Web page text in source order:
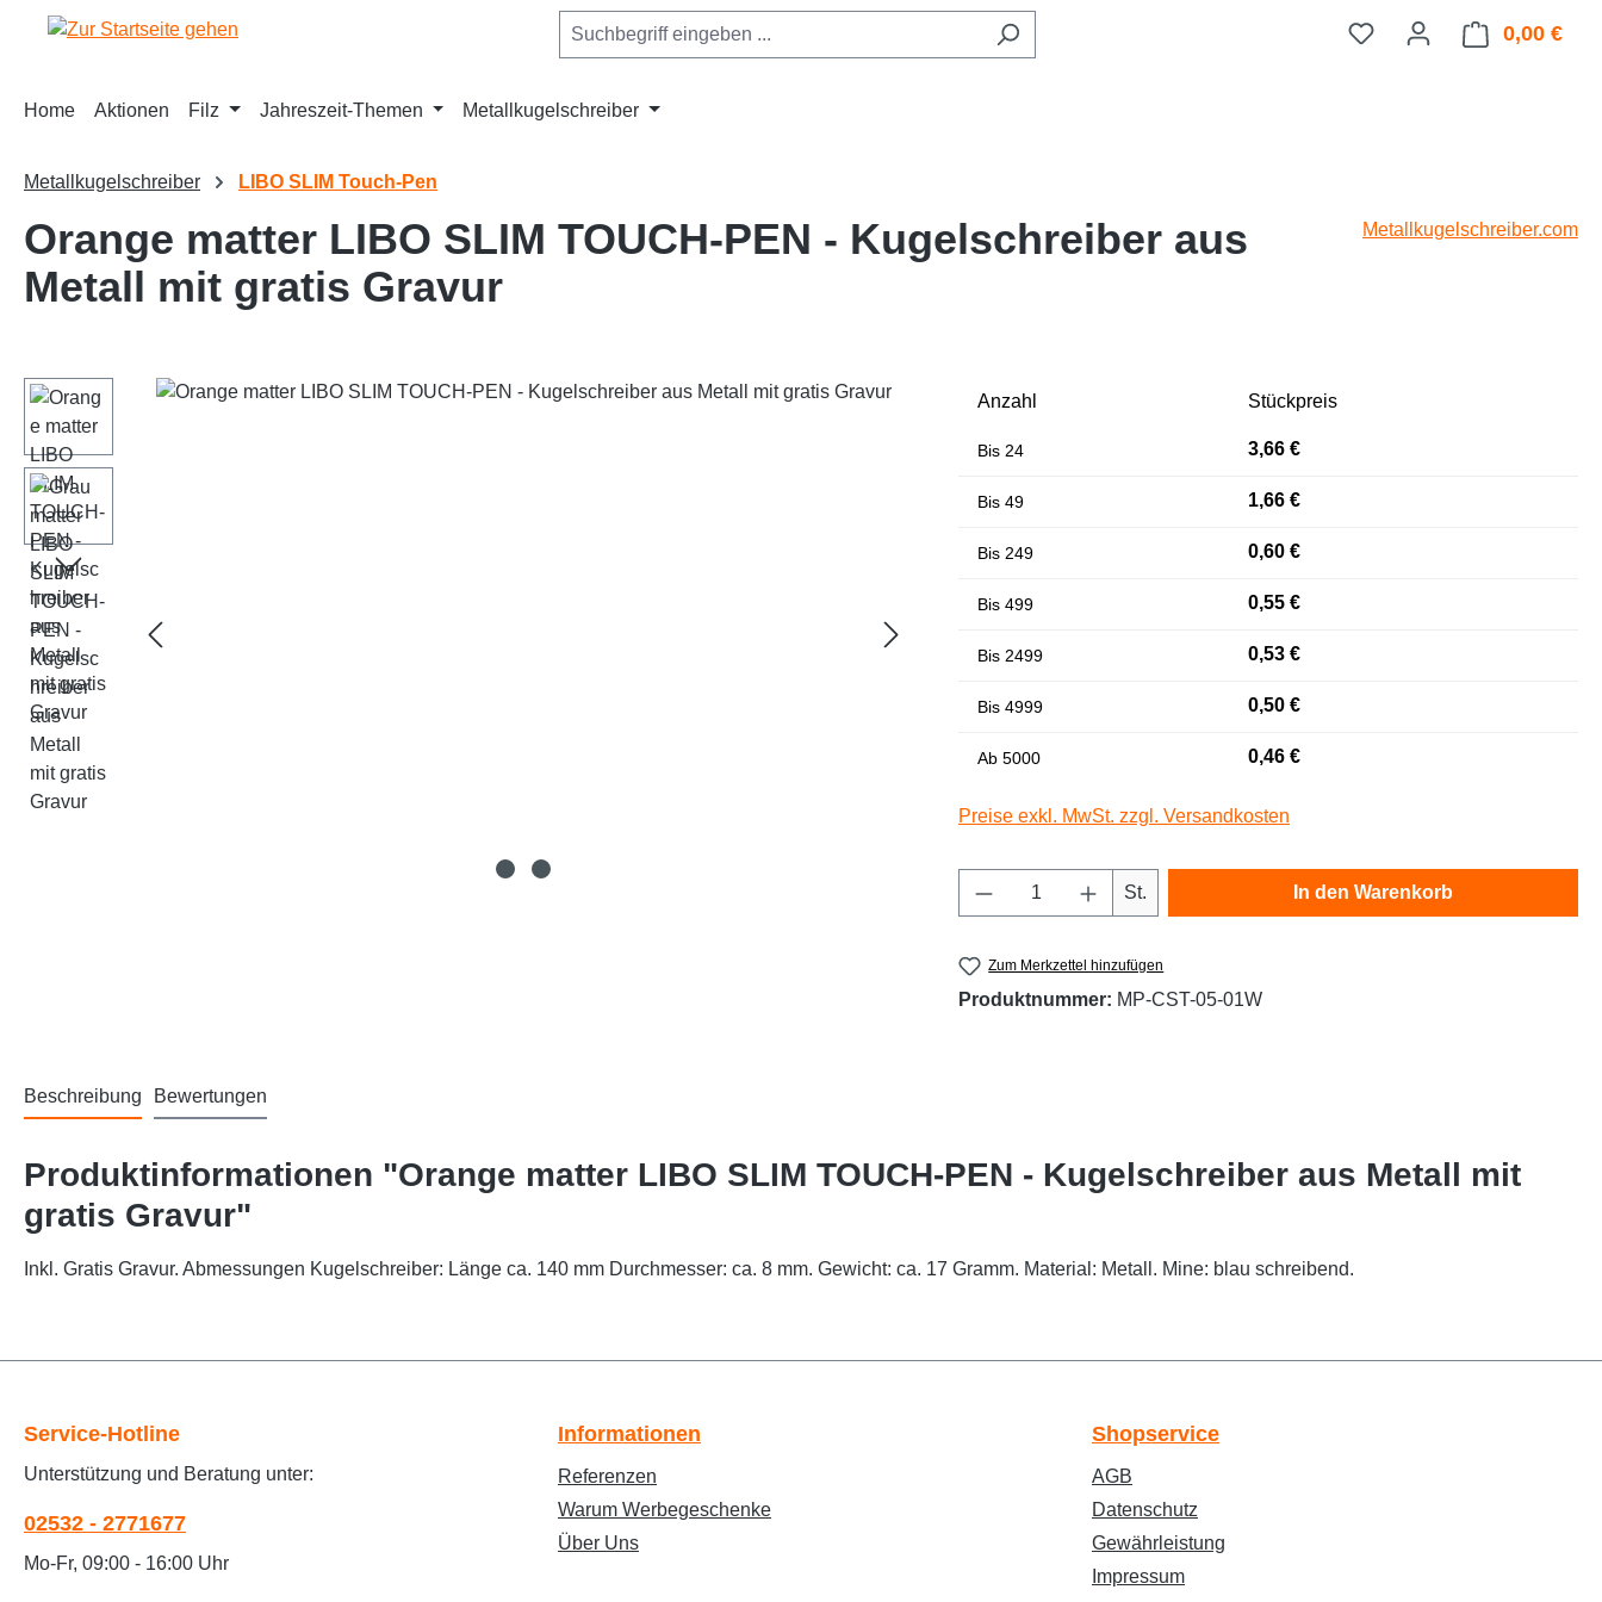
Zur Hauptnavigation springen 0,00 €
Home Aktionen Filz Jahreszeit-Themen Metallkugelschreiber
Metallkugelschreiber LIBO SLIM Touch-Pen
Orange matter LIBO SLIM TOUCH-PEN - Kugelschreiber aus
Metall mit gratis Gravur
Metallkugelschreiber.com
Bildergalerie überspringen
Anzahl Stückpreis
Bis 24 3,66 €
Bis 49 1,66 €
Bis 249 0,60 €
Bis 499 0,55 €
Bis 2499 0,53 €
Bis 4999 0,50 €
Ab 5000 0,46 €
Preise exkl. MwSt. zzgl. Versandkosten
Produkt Anzahl: Gib den gewünschten Wert ein
St. In den Warenkorb
Zum Merkzettel hinzufügen
Produktnummer: MP-CST-05-01W
Beschreibung Bewertungen
Produktinformationen "Orange matter LIBO SLIM TOUCH-PEN - Kugelschreiber aus Metall mit
gratis Gravur"
Inkl. Gratis Gravur. Abmessungen Kugelschreiber: Länge ca. 140 mm Durchmesser: ca. 8 mm. Gewicht: ca. 17 Gramm. Material: Metall. Mine: blau schreibend.
Service-Hotline
Unterstützung und Beratung unter:
02532 - 2771677
Mo-Fr, 09:00 - 16:00 Uhr
Informationen
Referenzen
Warum Werbegeschenke
Über Uns
Shopservice
AGB
Datenschutz
Gewährleistung
Impressum